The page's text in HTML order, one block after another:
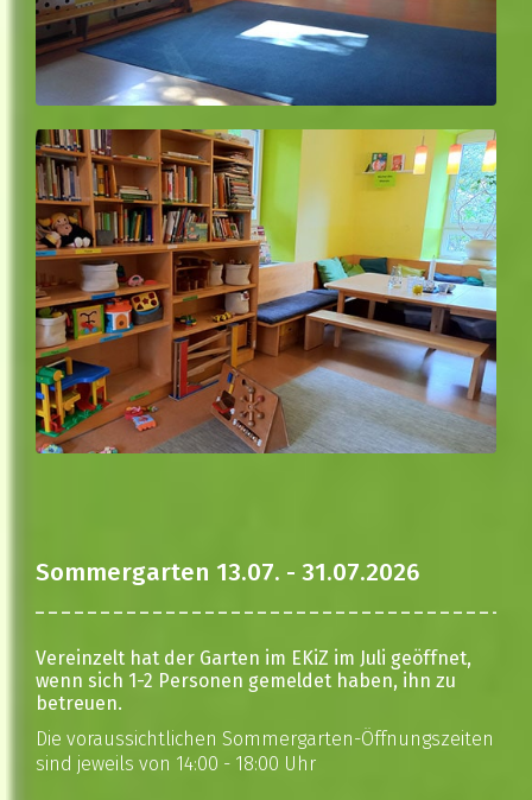
Sommergarten 13.07. - 31.07.2026
Vereinzelt hat der Garten im EKiZ im Juli geöffnet,
wenn sich 1-2 Personen gemeldet haben, ihn zu
betreuen.
Die voraussichtlichen Sommergarten-Öffnungszeiten
sind jeweils von 14:00 - 18:00 Uhr